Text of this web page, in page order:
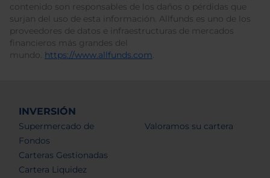
contenido son responsables de los daños o pérdidas que
surjan del uso de esta información. Allfunds es uno de los
proveedores de datos e infraestructuras de mercados
financieros más grandes del
mundo. https://www.allfunds.com.
INVERSIÓN
Supermercado de
Fondos
Carteras Gestionadas
Cartera Liquidez
Valoramos su cartera